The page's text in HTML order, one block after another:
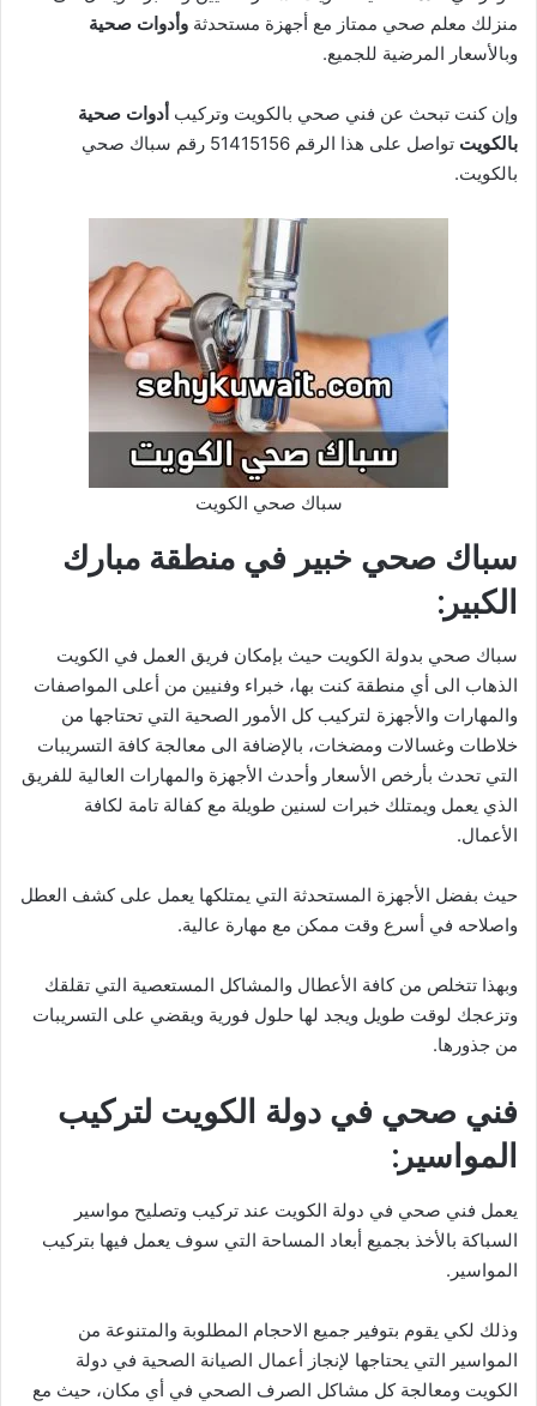
منزلك معلم صحي ممتاز مع أجهزة مستحدثة وأدوات صحية
وبالأسعار المرضية للجميع.
وإن كنت تبحث عن فني صحي بالكويت وتركيب أدوات صحية
بالكويت تواصل على هذا الرقم 51415156 رقم سباك صحي
بالكويت.
سباك صحي الكويت
سباك صحي خبير في منطقة مبارك
الكبير:
سباك صحي بدولة الكويت حيث بإمكان فريق العمل في الكويت
الذهاب الى أي منطقة كنت بها، خبراء وفنيين من أعلى المواصفات
والمهارات والأجهزة لتركيب كل الأمور الصحية التي تحتاجها من
خلاطات وغسالات ومضخات، بالإضافة الى معالجة كافة التسريبات
التي تحدث بأرخص الأسعار وأحدث الأجهزة والمهارات العالية للفريق
الذي يعمل ويمتلك خبرات لسنين طويلة مع كفالة تامة لكافة
الأعمال.
حيث بفضل الأجهزة المستحدثة التي يمتلكها يعمل على كشف العطل
واصلاحه في أسرع وقت ممكن مع مهارة عالية.
وبهذا تتخلص من كافة الأعطال والمشاكل المستعصية التي تقلقك
وتزعجك لوقت طويل ويجد لها حلول فورية ويقضي على التسريبات
من جذورها.
فني صحي في دولة الكويت لتركيب
المواسير:
يعمل فني صحي في دولة الكويت عند تركيب وتصليح مواسير
السباكة بالأخذ بجميع أبعاد المساحة التي سوف يعمل فيها بتركيب
المواسير.
وذلك لكي يقوم بتوفير جميع الاحجام المطلوبة والمتنوعة من
المواسير التي يحتاجها لإنجاز أعمال الصيانة الصحية في دولة
الكويت ومعالجة كل مشاكل الصرف الصحي في أي مكان، حيث مع